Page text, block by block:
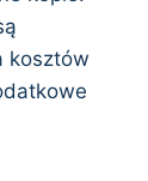
kosztów